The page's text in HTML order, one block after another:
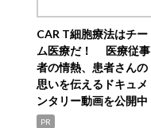
CAR T細胞療法はチー
ム医療だ！ 医療従事
者の情熱、患者さんの
思いを伝えるドキュメ
ンタリー動画を公開中
PR